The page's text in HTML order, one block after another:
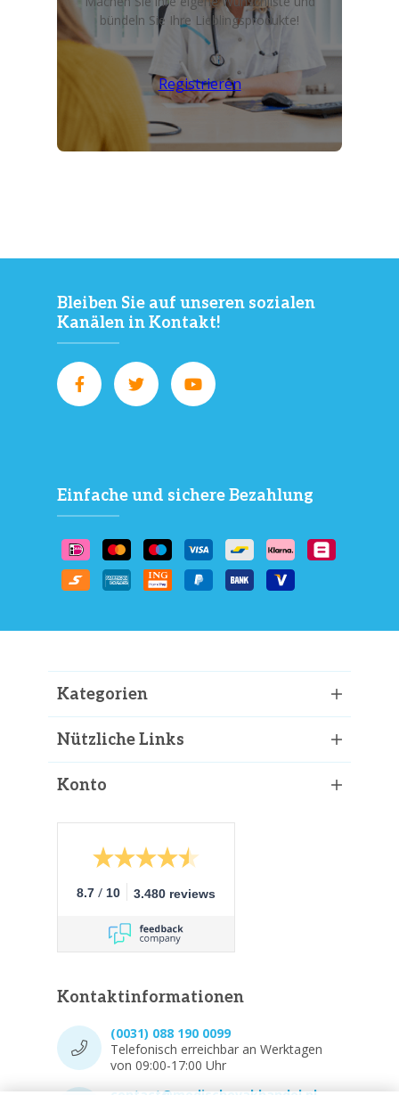
bündeln Sie Ihre Lieblingsprodukte!
Registrieren
Bleiben Sie auf unseren sozialen
Kanälen in Kontakt!
Einfache und sichere Bezahlung
Kategorien
Nützliche Links
Konto
8.7 / 10 3.480 reviews
Kontaktinformationen
(0031) 088 190 0099
Telefonisch erreichbar an Werktagen
von 09:00-17:00 Uhr